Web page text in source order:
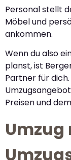
Personal stellt
Möbel und
ankommen.
Wenn du also
planst, ist
Partner für
Preisen und
Umzug